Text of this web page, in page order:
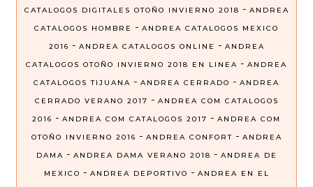
CATALOGOS DIGITALES OTOÑO INVIERNO 2018 - ANDREA
CATALOGOS HOMBRE
- ANDREA CATALOGOS MEXICO
2016 - ANDREA CATALOGOS ONLINE - ANDREA
CATALOGOS OTOÑO INVIERNO 2018 EN LINEA - ANDREA
CATALOGOS TIJUANA - ANDREA CERRADO - ANDREA
CERRADO VERANO 2017 - ANDREA COM CATALOGOS
2016 - ANDREA COM CATALOGOS 2017 - ANDREA COM
OTOÑO INVIERNO 2016 - ANDREA CONFORT - ANDREA
DAMA - ANDREA DAMA VERANO 2018 - ANDREA DE
MEXICO - ANDREA DEPORTIVO - ANDREA EN EL